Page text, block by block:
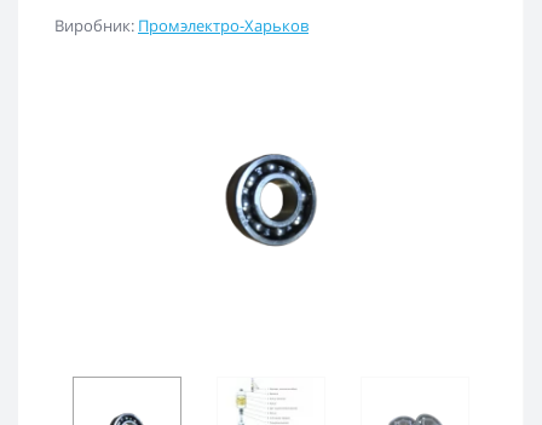
Виробник: Промэлектро-Харьков